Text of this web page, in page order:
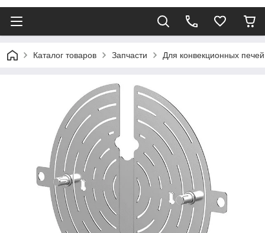
Каталог товаров Запчасти Для конвекционных печей